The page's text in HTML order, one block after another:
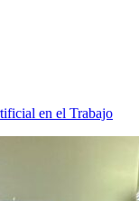
en el Trabajo